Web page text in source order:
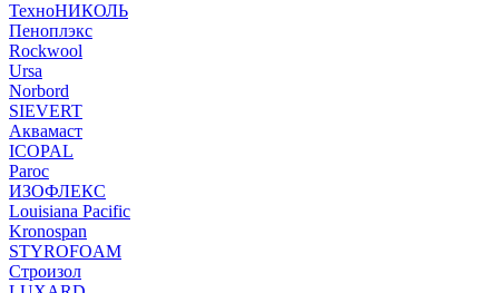
ТехноНИКОЛЬ
Пеноплэкс
Rockwool
Ursa
Norbord
SIEVERT
Аквамаст
ICOPAL
Paroc
ИЗОФЛЕКС
Louisiana Pacific
Kronospan
STYROFOAM
Строизол